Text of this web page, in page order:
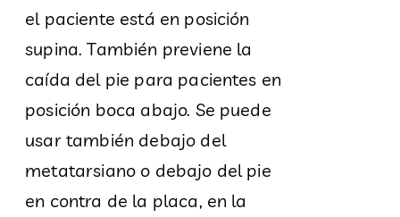
el paciente está en posición
supina. También previene la
caída del pie para pacientes en
posición boca abajo. Se puede
usar también debajo del
metatarsiano o debajo del pie
en contra de la placa, en la